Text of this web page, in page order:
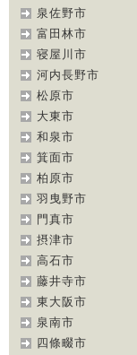
泉佐野市
富田林市
寝屋川市
河内長野市
松原市
大東市
和泉市
箕面市
柏原市
羽曳野市
門真市
摂津市
高石市
藤井寺市
東大阪市
泉南市
四條畷市